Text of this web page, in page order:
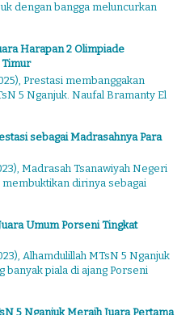
dengan bangga meluncurkan
Harapan 2 Olimpiade
Timur
Prestasi membanggakan
5 Nganjuk. Naufal Bramanty El
sebagai Madrasahnya Para
Madrasah Tsanawiyah Negeri
dirinya sebagai
Umum Porseni Tingkat
Alhamdulillah MTsN 5 Nganjuk
banyak piala di ajang Porseni
5 Nganjuk Meraih Juara Pertama